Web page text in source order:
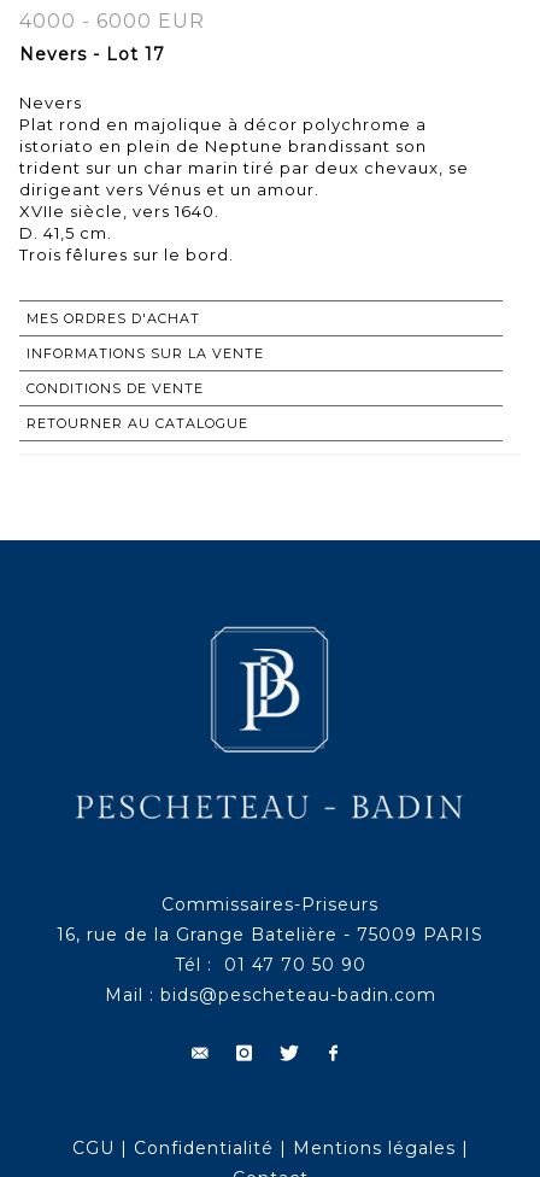
4000 - 6000 EUR
Nevers - Lot 17
Nevers
Plat rond en majolique à décor polychrome a
istoriato en plein de Neptune brandissant son
trident sur un char marin tiré par deux chevaux, se
dirigeant vers Vénus et un amour.
XVIIe siècle, vers 1640.
D. 41,5 cm.
Trois fêlures sur le bord.
MES ORDRES D'ACHAT
INFORMATIONS SUR LA VENTE
CONDITIONS DE VENTE
RETOURNER AU CATALOGUE
Commissaires-Priseurs
16, rue de la Grange Batelière - 75009 PARIS
Tél : 01 47 70 50 90
Mail : bids@pescheteau-badin.com
CGU | Confidentialité | Mentions légales |